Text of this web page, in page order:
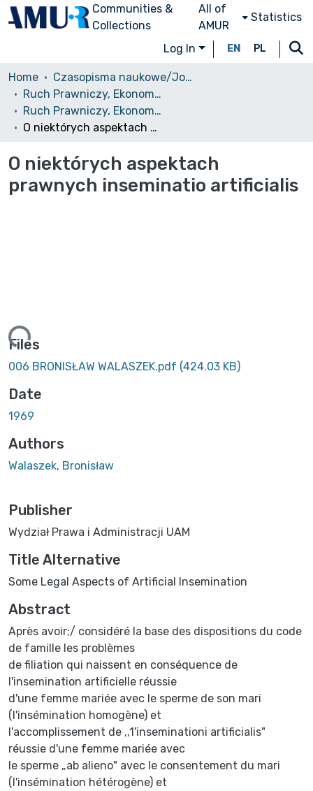
Communities &
Collections
All of
AMUR
Statistics
Log In EN PL
Home
Czasopisma naukowe/Journals
Ruch Prawniczy, Ekonomiczny i Socjologiczny
Ruch Prawniczy, Ekonomiczny i Socjologiczny, 1969, nr 1
O niektórych aspektach prawnych inseminatio artificialis
O niektórych aspektach
prawnych inseminatio artificialis
Files
006 BRONISŁAW WALASZEK.pdf (424.03 KB)
Date
1969
Authors
Walaszek, Bronisław
Publisher
Wydział Prawa i Administracji UAM
Title Alternative
Some Legal Aspects of Artificial Insemination
Abstract
Après avoir;/ considéré la base des dispositions du code
de famille les problèmes
de filiation qui naissent en conséquence de
l'insemination artificielle réussie
d'une femme mariée avec le sperme de son mari
(l'insémination homogène) et
l'accomplissement de ,,1'inseminationi artificialis"
réussie d'une femme mariée avec
le sperme „ab alieno" avec le consentement du mari
(l'insémination hétérogène) et